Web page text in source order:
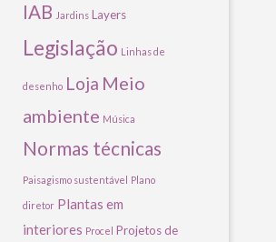
IAB Jardins Layers
Legislação Linhas de
desenho Loja Meio
ambiente Música
Normas técnicas
Paisagismo sustentável Plano
diretor Plantas em
interiores Procel Projetos de